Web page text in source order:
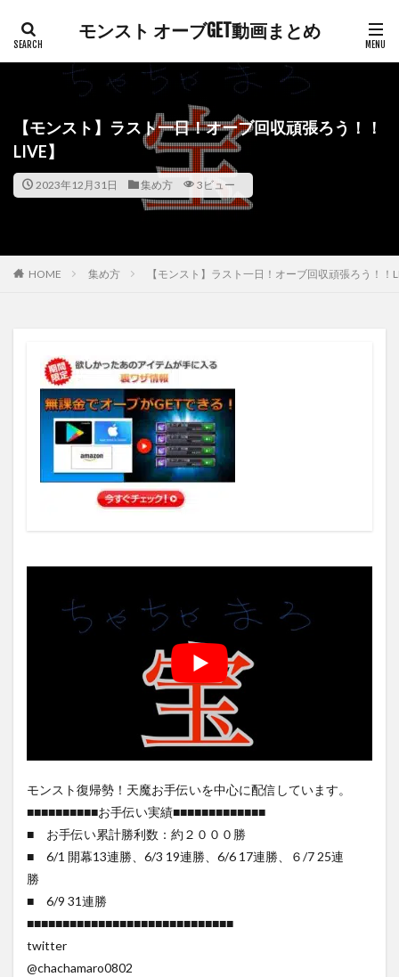
モンスト オーブGET動画まとめ
【モンスト】ラスト一日！オーブ回収頑張ろう！！
LIVE】
2023年12月31日 集め方 3ビュー
HOME 集め方 【モンスト】ラスト一日！オーブ回収頑張ろう！！
モンスト復帰勢！天魔お手伝いを中心に配信しています。
■■■■■■■■■■お手伝い実績■■■■■■■■■■■■■
■ お手伝い累計勝利数：約２０００勝
■ 6/1 開幕13連勝、6/3 19連勝、6/6 17連勝、６/7 25連
勝
■ 6/9 31連勝
■■■■■■■■■■■■■■■■■■■■■■■■■■■■■
twitter
@chachamaro0802